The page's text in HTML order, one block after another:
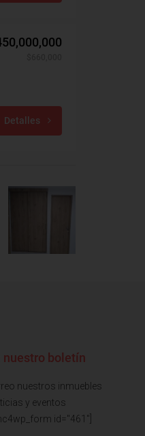
Detalles
nuestro boletín
nuestros inmuebles
y eventos
id="461"]